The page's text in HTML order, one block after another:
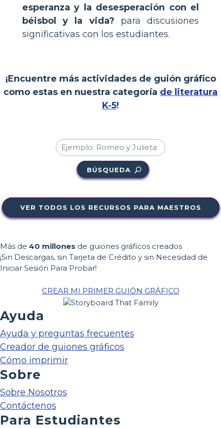
esperanza y la desesperación con el
béisbol y la vida? para discusiones
significativas con los estudiantes.
¡Encuentre más actividades de guión gráfico
como estas en nuestra categoría de literatura
K-5!
BÚSQUEDA
VER TODOS LOS RECURSOS PARA MAESTROS
Más de 40 millones de guiones gráficos creados
¡Sin Descargas, sin Tarjeta de Crédito y sin Necesidad de
Iniciar Sesión Para Probar!
CREAR MI PRIMER GUIÓN GRÁFICO
Ayuda
Ayuda y preguntas frecuentes
Creador de guiones gráficos
Cómo imprimir
Sobre
Sobre Nosotros
Contáctenos
Para Estudiantes